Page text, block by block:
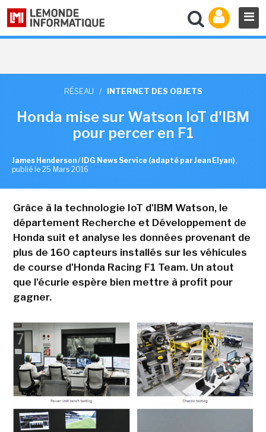
RÉSEAU / INTERNET DES OBJETS
Honda mise sur Watson IoT d'IBM
pour percer en F1
James Henderson / IDG News Service (adapté par Jean Elyan) ,
publié le 25 Mars 2016
Grâce à la technologie IoT d'IBM Watson, le
département Recherche et Développement de
Honda suit et analyse les données provenant de
plus de 160 capteurs installés sur les véhicules
de course d'Honda Racing F1 Team. Un atout
que l'écurie espère bien mettre à profit pour
gagner.